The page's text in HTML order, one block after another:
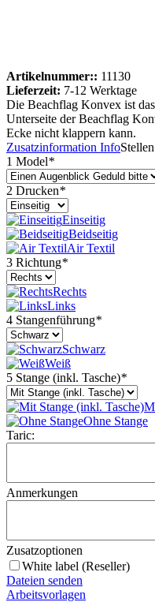
Artikelnummer:: 11130
Lieferzeit: 7-12 Werktage
Die Beachflag Konvex ist
Unterseite der Beachflag
Ecke nicht klappern kann.
Zusatzinformation Info
1 Model*
2 Drucken*
Einseitig
Beidseitig
Air Textil
3 Richtung*
Rechts
Links
4 Stangenführung*
Schwarz
Weiß
5 Stange (inkl. Tasche)*
Ohne Stange
Taric:
Anmerkungen
Zusatzoptionen
White label (Reseller)
Dateien senden
Arbeitsvorlagen